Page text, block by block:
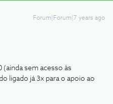
Forum|Forum|7 years ago
sem acesso às
ligado já 3x para o apoio ao